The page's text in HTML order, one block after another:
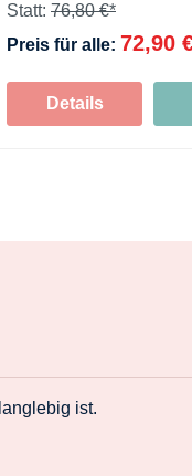
Statt: 76,80 €*
Preis für alle: 72,90
Details
ist.